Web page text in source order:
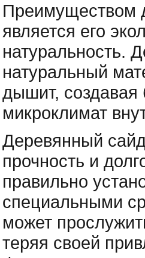
Преимуществом
является его
натуральность.
натуральный
дышит, создавая
микроклимат
Деревянный
прочность и
правильно
специальными
может
теряя своей